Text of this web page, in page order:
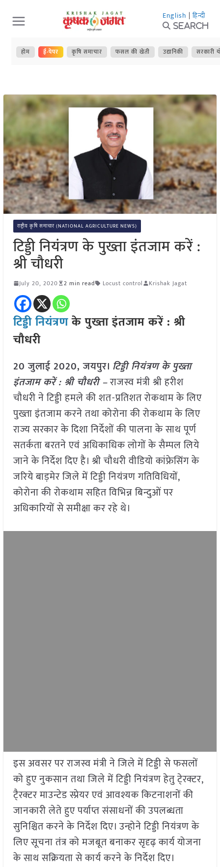
Skip
to
content
English | हिन्दी
Search
होम ई-पेपर कृषि समाचार फसल की खेती उद्यानिकी सरकारी
राष्ट्रीय कृषि समाचार (NATIONAL AGRICULTURE NEWS)
टिड्डी नियंत्रण के पुख्ता इंतजाम करें :
श्री चौधरी
July 20, 2020 2 min read Locust control Krishak Jagat
टिड्डी नियंत्रणके पुख्ता इंतजाम करें : श्री
चौधरी
20 जुलाई 2020, जयपुर। टिड्डी नियंत्रण के पुख्ता
इंतजाम करें : श्री चौधरी –राजस्व मंत्री श्री हरीश
चौधरी ने टिड्डी हमले की शत-प्रतिशत रोकथाम के लिए
पुख्ता इंतजाम करने तथा कोरोना की रोकथाम के लिए
राज्य सरकार के दिशा निर्देशों की पालना के साथ पूर्ण
सतर्कता बरतने एवं अधिकाधिक लोगों के सैम्पल लिये
जाने के निर्देश दिए है। श्री चौधरी वीडियो कांफ्रेसिंग के
जरिये बाड़मेर जिले में टिड्डी नियंत्रण गतिविधियों,
कोरोना की रोकथाम सहित विभिन्न बिन्दुओं पर
अधिकारियों से समीक्षा कर रहे थे।
इस अवसर पर राजस्व मंत्री ने जिले में टिड्डी से फसलों
को हुए नुकसान तथा जिले में टिड्डी नियंत्रण हेतु टे्रक्टर,
टै्रक्टर माउन्टेड स्प्रेयर एवं आवश्यक किटनाशनों की
जानकारी लेते हुए पर्याप्त संसाधनों की उपलब्धता
सुनिश्चित करने के निर्देश दिए। उन्होने टिड्डी नियंत्रण के
लिए सूचना तंत्र को मजबूत बनाकर सृदृढ़ कार्य योजना
के साथ सक्रियता से कार्य करने के निर्देश दिए।